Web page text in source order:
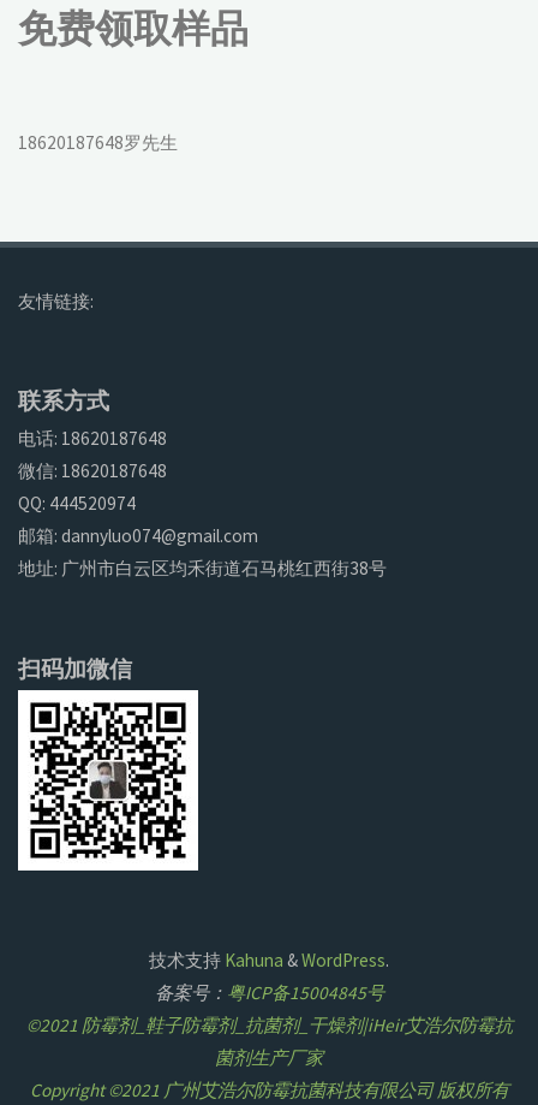
免费领取样品
18620187648罗先生
友情链接:
联系方式
电话: 18620187648
微信: 18620187648
QQ: 444520974
邮箱: dannyluo074@gmail.com
地址: 广州市白云区均禾街道石马桃红西街38号
扫码加微信
技术支持 Kahuna &WordPress.
备案号： 粤ICP备15004845号
©2021 防霉剂_鞋子防霉剂_抗菌剂_干燥剂|iHeir艾浩尔防霉抗
菌剂生产厂家
Copyright ©2021 广州艾浩尔防霉抗菌科技有限公司 版权所有